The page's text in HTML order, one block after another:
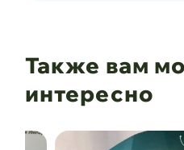
Также вам
интересно